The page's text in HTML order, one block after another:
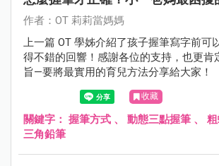
作者：OT 莉莉當媽媽
上一篇 OT 學姊介紹了孩子握筆寫字前可
得不錯的回響！感謝各位的支持，也更肯
旨—要將最實用的育兒方法分享給大家！
收藏
關鍵字： 握筆方式 、 動態三點握筆 、
三角鉛筆